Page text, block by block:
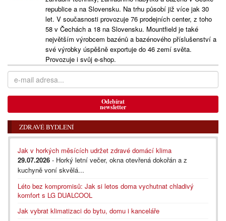
republice a na Slovensku. Na trhu působí již více jak 30
let. V současnosti provozuje 76 prodejních center, z toho
58 v Čechách a 18 na Slovensku. Mountfield je také
největším výrobcem bazénů a bazénového příslušenství a
své výrobky úspěšně exportuje do 46 zemí světa.
Provozuje i svůj e-shop.
Odebírat
newsletter
ZDRAVÉ BYDLENÍ
Jak v horkých měsících udržet zdravé domácí klima
29.07.2026 - Horký letní večer, okna otevřená dokořán a z
kuchyně voní skvělá...
Léto bez kompromisů: Jak si letos doma vychutnat chladivý
komfort s LG DUALCOOL
Jak vybrat klimatizaci do bytu, domu i kanceláře